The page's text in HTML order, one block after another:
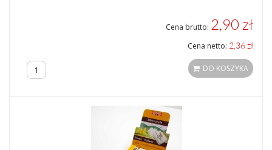
Cena brutto: 2,90 zł
Cena netto: 2,36 zł
DO KOSZYKA